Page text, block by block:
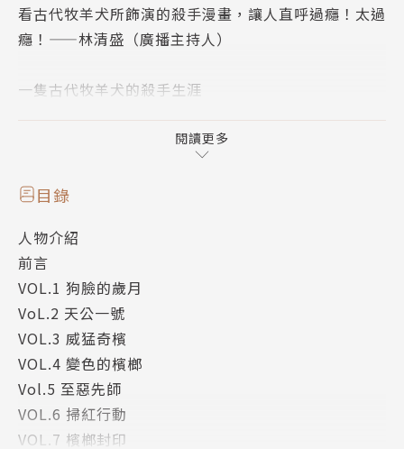
看古代牧羊犬所飾演的殺手漫畫，讓人直呼過癮！太過
癮！——林清盛（廣播主持人）
一隻古代牧羊犬的殺手生涯
T A T A M I × 東方摃丸
百發不中的狗雄殺手TATAMI因為怕貓的天性難改，無
下，TATAMI陷入了該繼續或是放棄的兩難抉擇中……
而一直生死未卜、行蹤成謎的TATAMI的師父東方摃
丸，這時突然持槍出現，他是否會殺了一直視自己為仇
人的林來福？！……
章魚市將陷入檳榔幫所掀起的黑道風暴中，再加上東方
摃丸的興風作浪，無膽狗雄TATAMI要如何收拾這混亂
的局面？！……
人物介紹
閱讀更多
目錄
人物介紹
前言
VOL.1 狗臉的歲月
VoL.2 天公一號
VOL.3 威猛奇檳
VOL.4 變色的檳榔
Vol.5 至惡先師
VOL.6 掃紅行動
VOL.7 檳榔封印